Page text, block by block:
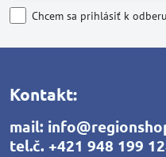
Chcem sa prihlásiť k
Kontakt:
mail:
tel.č. +421 948 199